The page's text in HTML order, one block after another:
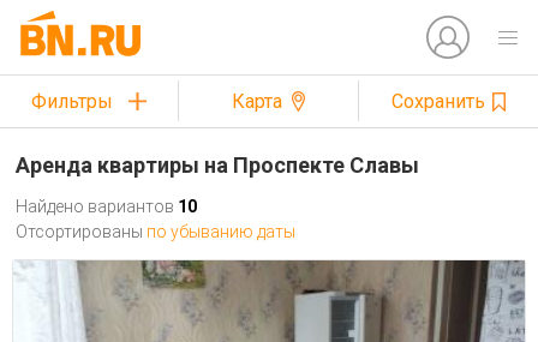
Фильтры Карта Сохранить
Аренда квартиры на Проспекте Славы
Найдено вариантов 10
Отсортированы по убыванию даты